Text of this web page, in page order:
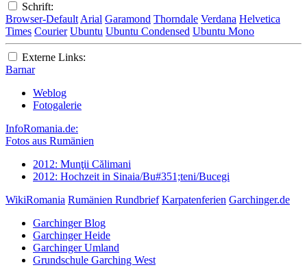
Schrift:
Browser-Default Arial Garamond Thorndale Verdana Helvetica
Times Courier Ubuntu Ubuntu Condensed Ubuntu Mono
Externe Links:
Barnar
Weblog
Fotogalerie
InfoRomania.de:
Fotos aus Rumänien
2012: Munţii Călimani
2012: Hochzeit in Sinaia/Bu#351;teni/Bucegi
WikiRomania Rumänien Rundbrief Karpatenferien Garchinger.de
Garchinger Blog
Garchinger Heide
Garchinger Umland
Grundschule Garching West